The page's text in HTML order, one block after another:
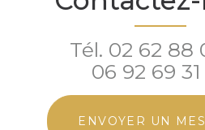
Tél. 02 62 88
06 92 69 31
ENVOYER UN